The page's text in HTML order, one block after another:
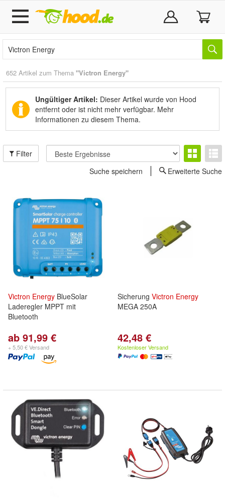
652 Artikel zum Thema "Victron Energy"
Ungültiger Artikel: Dieser Artikel wurde von Hood
entfernt oder ist nicht mehr verfügbar. Mehr
Informationen zu diesem Thema.
Filter
Suche speichern
Erweiterte Suche
Victron Energy BlueSolar
Laderegler MPPT mit
Bluetooth
ab 91,99 €
+ 5,50 € Versand
Sicherung Victron Energy
MEGA 250A
42,48 €
Kostenloser Versand